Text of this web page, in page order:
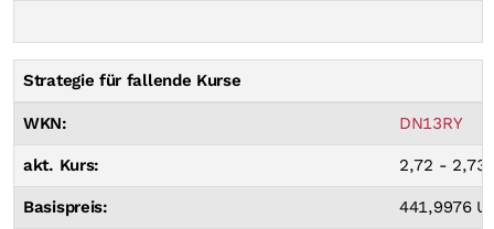
Strategie für fallende Kurse
WKN: DN13RY
akt. Kurs: 2,72 - 2,73
Basispreis: 441,9976